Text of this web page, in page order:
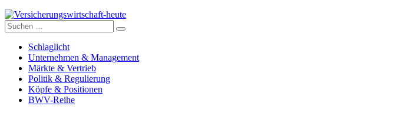
Versicherungswirtschaft-heute
Suche
nach:
Schlaglicht
Unternehmen & Management
Märkte & Vertrieb
Politik & Regulierung
Köpfe & Positionen
BWV-Reihe